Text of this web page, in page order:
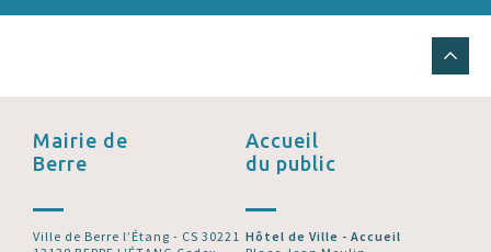
Mairie de
Berre
Ville de Berre l’Étang - CS 30221
Accueil
du public
Hôtel de Ville - Accueil